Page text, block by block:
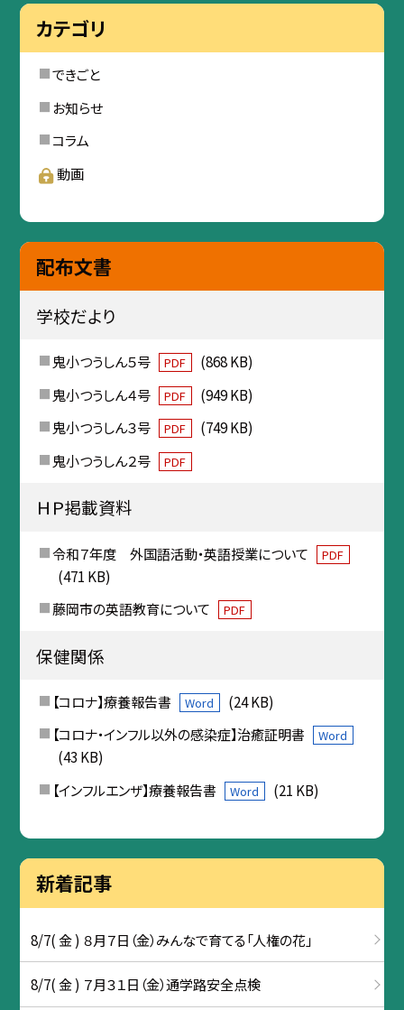
カテゴリ
できごと
お知らせ
コラム
動画
配布文書
学校だより
鬼小つうしん５号 PDF
(868 KB)
鬼小つうしん４号
PDF
(949 KB)
鬼小つうしん３号
PDF
(749 KB)
鬼小つうしん２号
PDF
ＨＰ掲載資料
令和７年度 外国語活動・英語授業について PDF
(471 KB)
藤岡市の英語教育について
PDF
保健関係
【コロナ】療養報告書 Word
(24 KB)
【コロナ・インフル以外の感染症】治癒証明書
Word
(43 KB)
【インフルエンザ】療養報告書
Word (21 KB)
新着記事
8/7( 金 ) ８月７日（金）みんなで育てる「人権の花」
8/7( 金 ) ７月３１日（金）通学路安全点検